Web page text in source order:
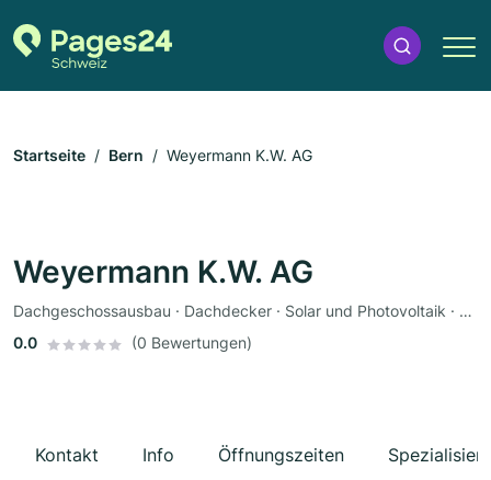
Startseite Bern Weyermann K.W. AG
Weyermann K.W. AG
Dachgeschossausbau · Dachdecker · Solar und Photovoltaik · Verputzarbeiten · Isoliersysteme und Dämmsysteme
0.0
(0 Bewertungen)
Kontakt Info Öffnungszeiten